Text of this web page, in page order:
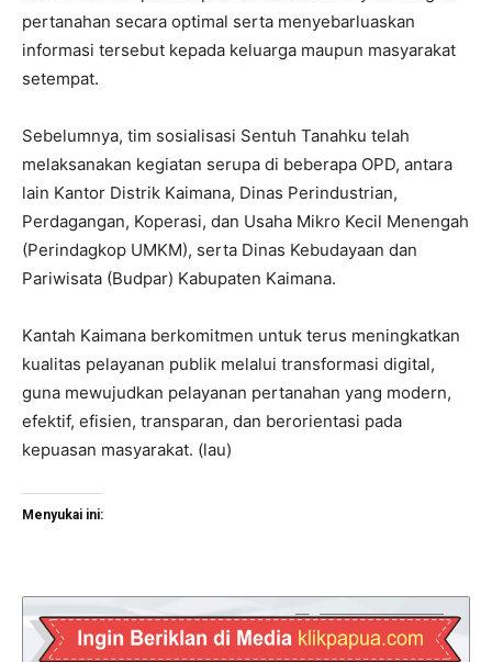
pertanahan secara optimal serta menyebarluaskan
informasi tersebut kepada keluarga maupun masyarakat
setempat.
Sebelumnya, tim sosialisasi Sentuh Tanahku telah
melaksanakan kegiatan serupa di beberapa OPD, antara
lain Kantor Distrik Kaimana, Dinas Perindustrian,
Perdagangan, Koperasi, dan Usaha Mikro Kecil Menengah
(Perindagkop UMKM), serta Dinas Kebudayaan dan
Pariwisata (Budpar) Kabupaten Kaimana.
Kantah Kaimana berkomitmen untuk terus meningkatkan
kualitas pelayanan publik melalui transformasi digital,
guna mewujudkan pelayanan pertanahan yang modern,
efektif, efisien, transparan, dan berorientasi pada
kepuasan masyarakat. (lau)
Menyukai ini: